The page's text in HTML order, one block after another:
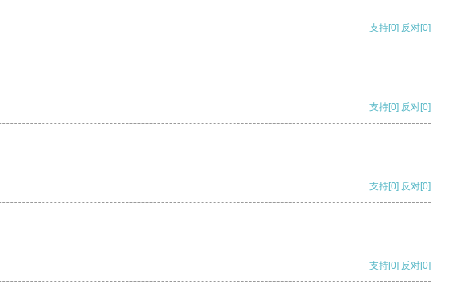
支持[0] 反对[0]
支持[0] 反对[0]
支持[0] 反对[0]
支持[0] 反对[0]